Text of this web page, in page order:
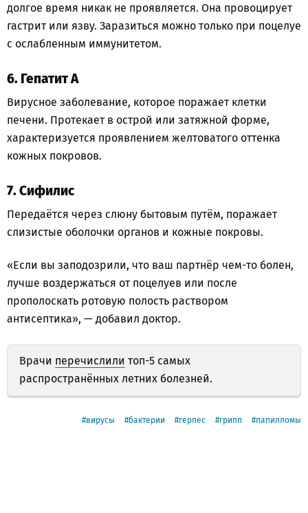
долгое время никак не проявляется. Она провоцирует
гастрит или язву. Заразиться можно только при поцелуе
с ослабленным иммунитетом.
6. Гепатит А
Вирусное заболевание, которое поражает клетки
печени. Протекает в острой или затяжной форме,
характеризуется проявлением желтоватого оттенка
кожных покровов.
7. Сифилис
Передаётся через слюну бытовым путём, поражает
слизистые оболочки органов и кожные покровы.
«Если вы заподозрили, что ваш партнёр чем-то болен,
лучше воздержаться от поцелуев или после
прополоскать ротовую полость раствором
антисептика», — добавил доктор.
Врачи перечислили топ-5 самых
распространённых летних болезней.
вирусы бактерии герпес грипп папилломы